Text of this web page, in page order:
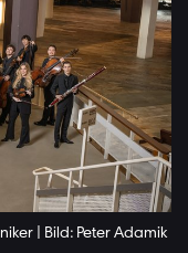
| Bild: Peter Adamik